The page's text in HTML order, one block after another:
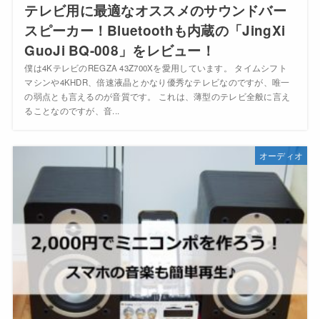
テレビ用に最適なオススメのサウンドバー
スピーカー！Bluetoothも内蔵の「JingXi
GuoJi BQ-008」をレビュー！
僕は4KテレビのREGZA 43Z700Xを愛用しています。 タイムシフト
マシンや4KHDR、倍速液晶とかなり優秀なテレビなのですが、唯一
の弱点とも言えるのが音質です。 これは、薄型のテレビ全般に言え
ることなのですが、音...
オーディオ